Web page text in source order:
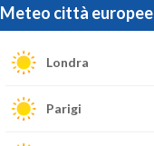
Meteo città europee
Londra
Parigi